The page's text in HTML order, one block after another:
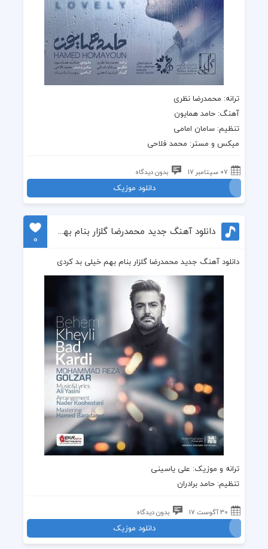
ترانه: محمدرضا نظری
آهنگ:حامد همایون
تنظیم: سامان امامی
میکس و مستر: محمد فلاحی
07 سپتامبر 17 بدون دیدگاه
دانلود موزیک
دانلود آهنگ جدید محمدرضا گلزار بنام بهم خیلی بد کردی
0
دانلود آهنگ جدید محمدرضا گلزار بنام بهم خیلی بد کردی
ترانه و موزیک: علی یاسینی
تنظیم: حامد برادران
30 آگوست 17 بدون دیدگاه
دانلود موزیک